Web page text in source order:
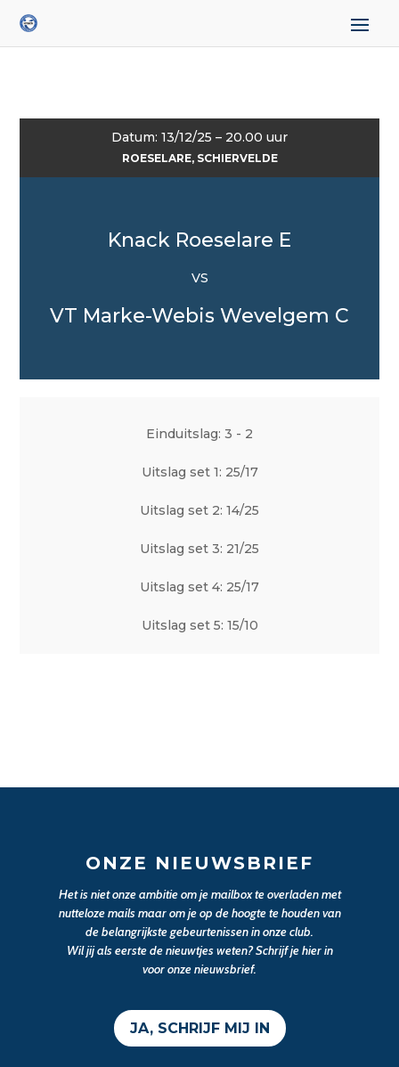
Datum: 13/12/25 – 20.00 uur
ROESELARE, SCHIERVELDE
Knack Roeselare E
VS
VT Marke-Webis Wevelgem C
Einduitslag: 3 - 2
Uitslag set 1: 25/17
Uitslag set 2: 14/25
Uitslag set 3: 21/25
Uitslag set 4: 25/17
Uitslag set 5: 15/10
ONZE NIEUWSBRIEF
Het is niet onze ambitie om je mailbox te overladen met
nutteloze mails maar om je op de hoogte te houden van
de belangrijkste gebeurtenissen in onze club.
Wil jij als eerste de nieuwtjes weten? Schrijf je hier in
voor onze nieuwsbrief.
JA, SCHRIJF MIJ IN